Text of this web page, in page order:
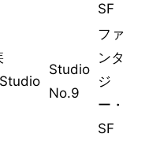
SF
Studio
No.9
ファ
ンタ
ジ
ー・
SF